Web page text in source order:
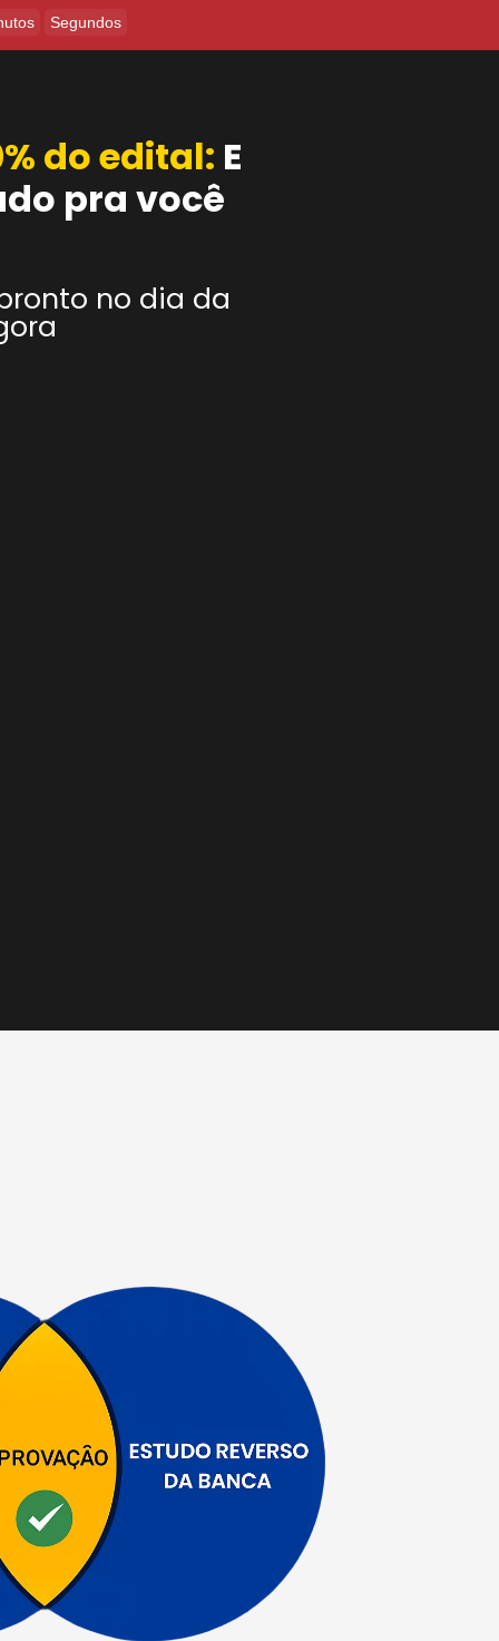
Segundos
do edital: E
pra você
no dia da